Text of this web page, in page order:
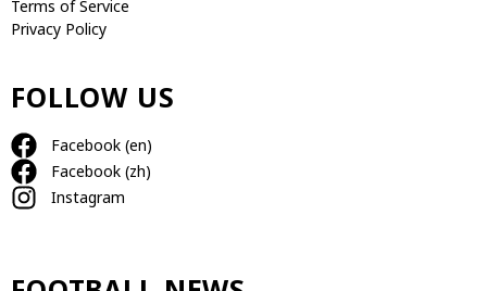
Terms of Service
Privacy Policy
FOLLOW US
Facebook (en)
Facebook (zh)
Instagram